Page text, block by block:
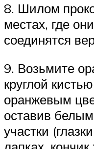
8. Шилом
местах, где
соединятся
9. Возьмите
круглой
оранжевым
оставив
участки